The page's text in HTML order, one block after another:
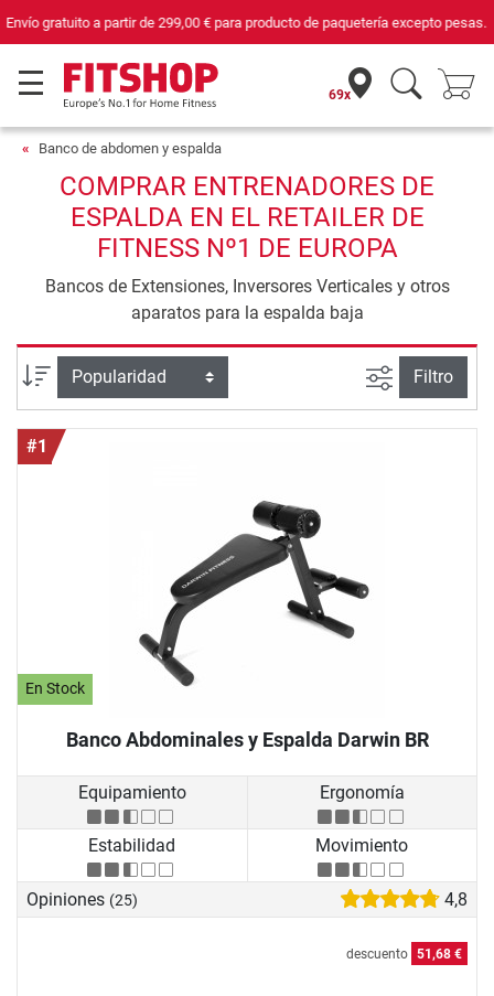
Tu experto en fitness doméstico desde hace 42 años
69x
Banco de abdomen y espalda
COMPRAR ENTRENADORES DE
ESPALDA EN EL RETAILER DE
FITNESS Nº1 DE EUROPA
Bancos de Extensiones, Inversores Verticales y otros
aparatos para la espalda baja
Ordenar por Busqueda
Filtro
#1
En Stock
Banco Abdominales y Espalda Darwin BR
Equipamiento Ergonomía
Estabilidad Movimiento
Opiniones (25) 4,8
descuento 51,68 €